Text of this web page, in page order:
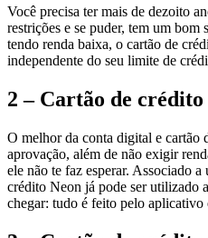
Você precisa ter mais de dezoito
restrições e se puder, tem um bom
tendo renda baixa, o cartão de
independente do seu limite de
2 – Cartão de crédito
O melhor da conta digital e cartão
aprovação, além de não exigir
ele não te faz esperar. Associado
crédito Neon já pode ser utilizado
chegar: tudo é feito pelo aplicativo